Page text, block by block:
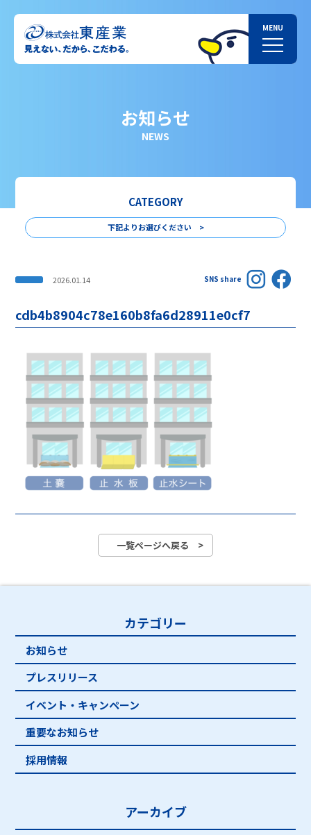
お知らせ
NEWS
CATEGORY
下記よりお選びください >
2026.01.14 SNS share
cdb4b8904c78e160b8fa6d28911e0cf7
一覧ページへ戻る >
カテゴリー
お知らせ
プレスリリース
イベント・キャンペーン
重要なお知らせ
採用情報
アーカイブ